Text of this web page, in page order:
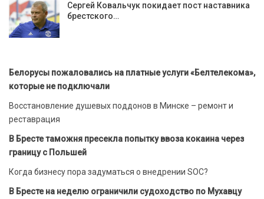
Сергей Ковальчук покидает пост наставника
брестского…
Белорусы пожаловались на платные услуги «Белтелекома»,
которые не подключали
Восстановление душевых поддонов в Минске – ремонт и
реставрация
В Бресте таможня пресекла попытку ввоза кокаина через
границу с Польшей
Когда бизнесу пора задуматься о внедрении SOC?
В Бресте на неделю ограничили судоходство по Мухавцу